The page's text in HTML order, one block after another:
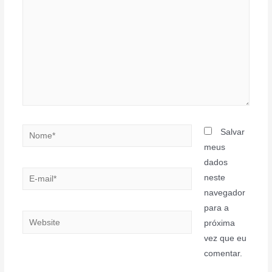
Nome*
E-
Website
Salvar
meus
dados
neste
navegador
para a
próxima
vez que eu
comentar.